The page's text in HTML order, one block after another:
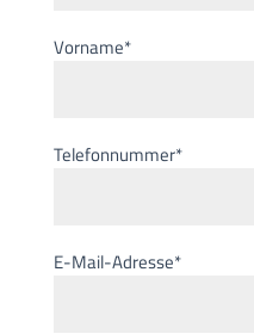
Vorname*
Telefonnummer*
E-Mail-Adresse*